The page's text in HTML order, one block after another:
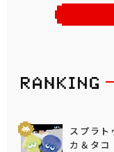
スプラ
カ＆タコ